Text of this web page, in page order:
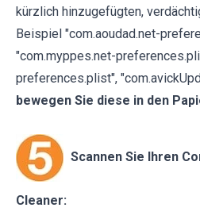
kürzlich hinzugefügten,
Beispiel "com.aoudad.net-
"com.myppes.net-
preferences.plist",
bewegen Sie diese in den
Scannen Sie Ihren
Cleaner: